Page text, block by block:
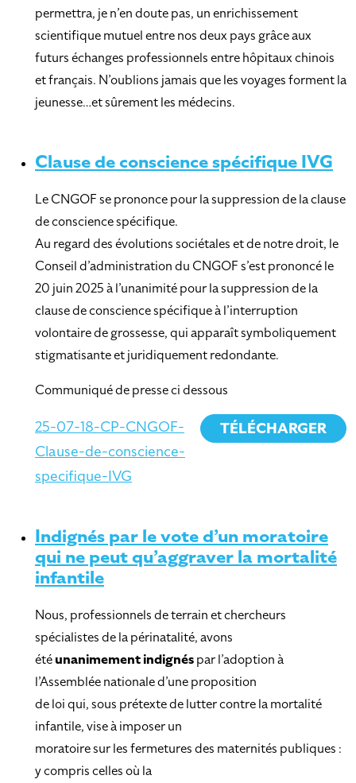
permettra, je n’en doute pas, un enrichissement
scientifique mutuel entre nos deux pays grâce aux
futurs échanges professionnels entre hôpitaux chinois
et français. N’oublions jamais que les voyages forment la
jeunesse…et sûrement les médecins.
Clause de conscience spécifique IVG
Le CNGOF se prononce pour la suppression de la clause
de conscience spécifique.
Au regard des évolutions sociétales et de notre droit, le
Conseil d’administration du CNGOF s’est prononcé le
20 juin 2025 à l’unanimité pour la suppression de la
clause de conscience spécifique à l’interruption
volontaire de grossesse, qui apparaît symboliquement
stigmatisante et juridiquement redondante.
Communiqué de presse ci dessous
25-07-18-CP-CNGOF-
Clause-de-conscience-
specifique-IVG
TÉLÉCHARGER
Indignés par le vote d’un moratoire
qui ne peut qu’aggraver la mortalité
infantile
Nous, professionnels de terrain et chercheurs
spécialistes de la périnatalité, avons
étéunanimement indignéspar l’adoption à
l’Assemblée nationale d’une proposition
de loi qui, sous prétexte de lutter contre la mortalité
infantile, vise à imposer un
moratoire sur les fermetures des maternités publiques :
y compris celles où la